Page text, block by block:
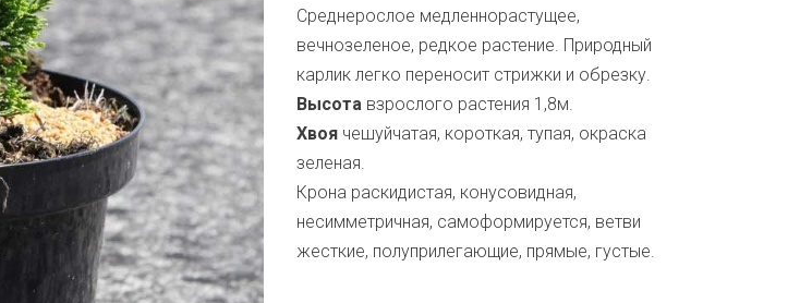
Среднерослое медленнорастущее,
вечнозеленое, редкое растение. Природный
карлик легко переносит стрижки и обрезку.
Высота взрослого растения 1,8м.
Хвоя чешуйчатая, короткая, тупая, окраска
зеленая.
Крона раскидистая, конусовидная,
несимметричная, самоформируется, ветви
жесткие, полуприлегающие, прямые, густые.